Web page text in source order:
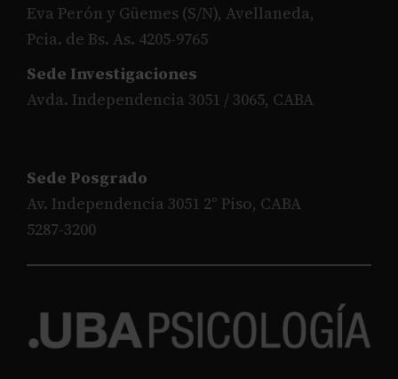
Eva Perón y Güemes (S/N), Avellaneda,
Pcia. de Bs. As. 4205-9765
Sede Investigaciones
Avda. Independencia 3051 / 3065, CABA
Sede Posgrado
Av. Independencia 3051 2° Piso, CABA
5287-3200